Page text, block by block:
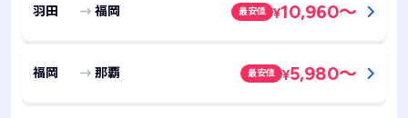
羽田 福岡 最安値 ¥10,960～
福岡 那覇 最安値 ¥5,980～